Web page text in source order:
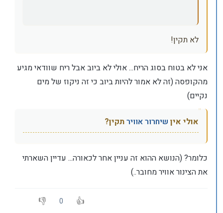
לא תקין!
אני לא בטוח בסוג הריח... אולי לא ביוב אבל ריח שוודאי מגיע
מהקופסה (זה לא אמור להיות ביוב כי זה ניקוז של מים
נקיים)
אולי אין שיחרור אווירתקין?
כלומר? (הנושא ההוא זה עניין אחר לכאורה... עדיין השארתי
את הצינור אוויר מחובר..)
0